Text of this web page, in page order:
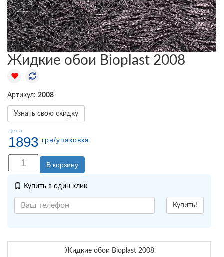
Жидкие обои Bioplast 2008
Артикул: 2008
Узнать свою скидку
Цена
1893 грн/упаковка
В корзину
Купить в один клик
Купить!
Жидкие обои Bioplast 2008